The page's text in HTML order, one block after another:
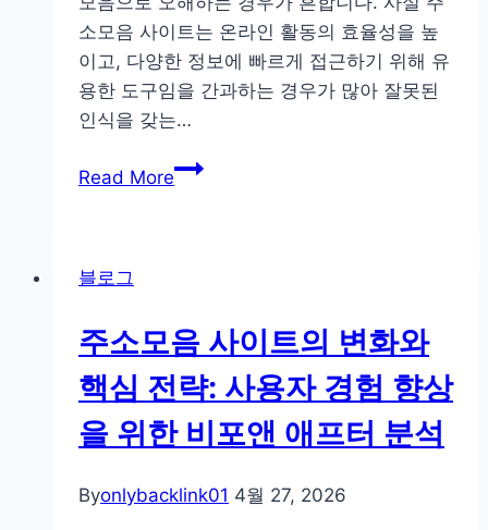
소모음 사이트는 온라인 활동의 효율성을 높
이고, 다양한 정보에 빠르게 접근하기 위해 유
용한 도구임을 간과하는 경우가 많아 잘못된
인식을 갖는…
Read More주
트:
해
외
사
와
블로그
주소모음 사이트의 변화와
핵심 전략: 사용자 경험 향상
을 위한 비포앤 애프터 분석
Byonlybacklink01 4월 27, 2026